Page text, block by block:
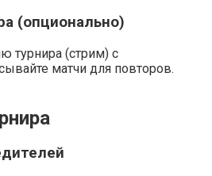
(опционально)
турнира (стрим) с
матчи для повторов.